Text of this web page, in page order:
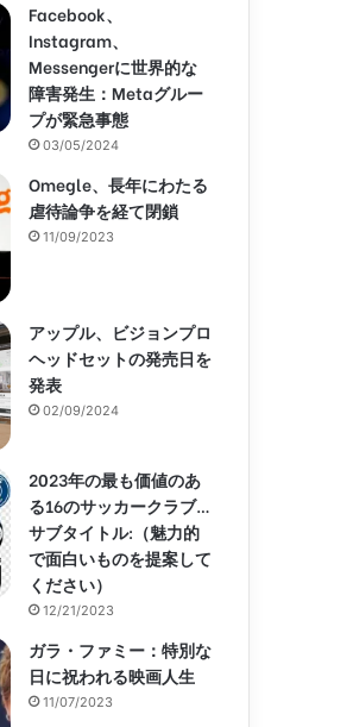
Facebook、
Instagram、
Messengerに世界的な
障害発生：Metaグルー
プが緊急事態
03/05/2024
Omegle、長年にわたる
虐待論争を経て閉鎖
11/09/2023
アップル、ビジョンプロ
ヘッドセットの発売日を
発表
02/09/2024
2023年の最も価値のあ
る16のサッカークラブ…
サブタイトル:（魅力的
で面白いものを提案して
ください）
12/21/2023
ガラ・ファミー：特別な
日に祝われる映画人生
11/07/2023